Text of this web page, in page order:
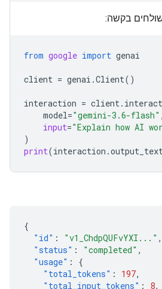
בקשה:
from google import genai
client = genai .Client()
interaction = client.
model="gemini-3.6-flash" ,
input="Explain how AI
)
print(interaction .
{
"id" : "v1_ChdpQUFvYXI..." ,
"status" : "completed" ,
"usage" :
{
"total_tokens" : 197,
"total_input_tokens" : 8,